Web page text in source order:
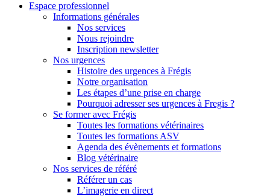
Espace professionnel
Informations générales
Nos services
Nous rejoindre
Inscription newsletter
Nos urgences
Histoire des urgences à Frégis
Notre organisation
Les étapes d’une prise en charge
Pourquoi adresser ses urgences à Fregis ?
Se former avec Frégis
Toutes les formations vétérinaires
Toutes les formations ASV
Agenda des évènements et formations
Blog vétérinaire
Nos services de référé
Référer un cas
L’imagerie en direct